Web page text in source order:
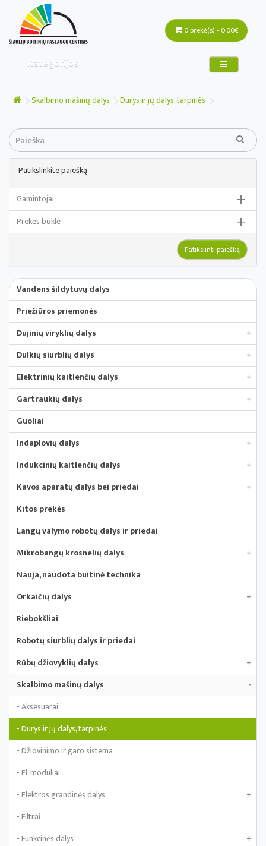
Kategorijos
0 prekė(s) - 0.00€
Skalbimo mašinų dalys Durys ir jų dalys, tarpinės
Patikslinkite paiešką
Gamintojai +
Amica / Hansa
CANDY / HOOVER
COM
Electrolux / AEG / ZANUSSI
FAGOR
gorenje
LG
Miele
Panasonic
SAMSUNG
SHARP
VESTEL
Whirlpool / Indesit / Ariston
Prekės būklė +
Patikslinti paiešką
Vandens šildytuvų dalys
Priežiūros priemonės
Dujinių viryklių dalys
+
Dulkių siurblių dalys
+
Elektrinių kaitlenčių dalys
+
Gartraukių dalys
+
Guoliai
Indaplovių dalys
+
Indukcinių kaitlenčių dalys
+
Kavos aparatų dalys bei priedai
+
Kitos prekės
Langų valymo robotų dalys ir priedai
Mikrobangų krosnelių dalys
+
Nauja, naudota buitinė technika
Orkaičių dalys
+
Riebokšliai
Robotų siurblių dalys ir priedai
Rūbų džiovyklių dalys
+
Skalbimo mašinų dalys
-
- Aksesuarai
- Durys ir jų dalys, tarpinės
- Džiovinimo ir garo sistema
- El. moduliai
- Elektros grandinės dalys
+
- Filtrai
- Funkcinės dalys
+